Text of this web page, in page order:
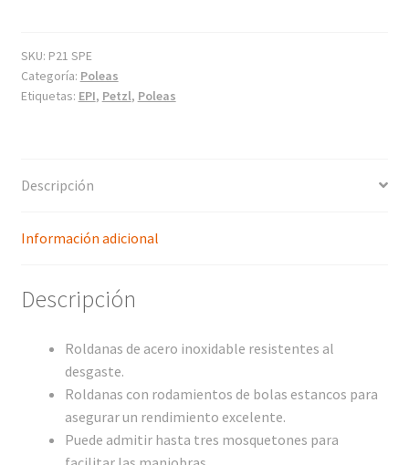
SKU: P21 SPE
Categoría: Poleas
Etiquetas: EPI, Petzl, Poleas
Descripción
Información adicional
Descripción
Roldanas de acero inoxidable resistentes al
desgaste.
Roldanas con rodamientos de bolas estancos para
asegurar un rendimiento excelente.
Puede admitir hasta tres mosquetones para